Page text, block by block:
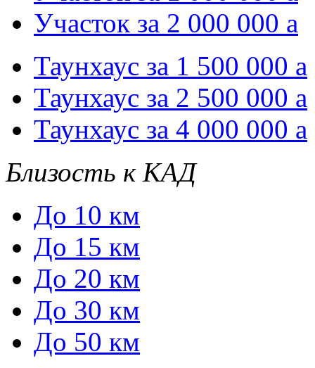
Участок за 2 000 000 a
Таунхаус за 1 500 000 a
Таунхаус за 2 500 000 a
Таунхаус за 4 000 000 a
Близость к КАД
До 10 км
До 15 км
До 20 км
До 30 км
До 50 км